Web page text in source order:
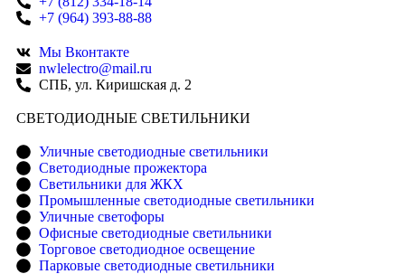
+7 (964) 393-88-88
Мы Вконтакте
nwlelectro@mail.ru
СПБ, ул. Киришская д. 2
CВЕТОДИОДНЫЕ СВЕТИЛЬНИКИ
Уличные светодиодные светильники
Светодиодные прожектора
Светильники для ЖКХ
Промышленные светодиодные светильники
Уличные светофоры
Офисные светодиодные светильники
Торговое светодиодное освещение
Парковые светодиодные светильники